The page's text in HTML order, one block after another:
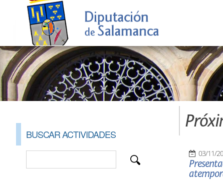
BUSCAR ACTIVIDADES
03/11/